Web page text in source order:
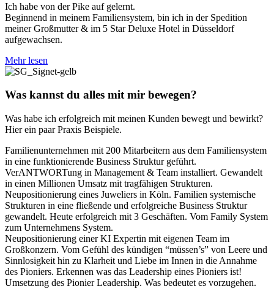
Ich habe von der Pike auf gelernt.
Beginnend in meinem Familiensystem, bin ich in der Spedition
meiner Großmutter & im 5 Star Deluxe Hotel in Düsseldorf
aufgewachsen.
Mehr lesen
Was kannst du alles mit mir bewegen?
Was habe ich erfolgreich mit meinen Kunden bewegt und bewirkt?
Hier ein paar Praxis Beispiele.
Familienunternehmen mit 200 Mitarbeitern aus dem Familiensystem
in eine funktionierende Business Struktur geführt.
VerANTWORTung in Management & Team installiert. Gewandelt
in einen Millionen Umsatz mit tragfähigen Strukturen.
Neupositionierung eines Juweliers in Köln. Familien systemische
Strukturen in eine fließende und erfolgreiche Business Struktur
gewandelt. Heute erfolgreich mit 3 Geschäften. Vom Family System
zum Unternehmens System.
Neupositionierung einer KI Expertin mit eigenen Team im
Großkonzern. Vom Gefühl des kündigen “müssen’s” von Leere und
Sinnlosigkeit hin zu Klarheit und Liebe im Innen in die Annahme
des Pioniers. Erkennen was das Leadership eines Pioniers ist!
Umsetzung des Pionier Leadership. Was bedeutet es vorzugehen.